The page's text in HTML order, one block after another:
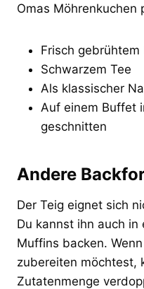
Omas Möhrenkuchen
Frisch gebrühtem
Schwarzem Tee
Als klassischer
Auf einem Buffet
geschnitten
Andere
Der Teig eignet sich
Du kannst ihn auch
Muffins backen.
zubereiten möchtest,
Zutatenmenge